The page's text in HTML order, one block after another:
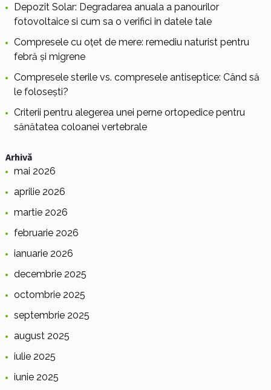
Depozit Solar: Degradarea anuala a panourilor
fotovoltaice si cum sa o verifici in datele tale
Compresele cu oțet de mere: remediu naturist pentru
febră și migrene
Compresele sterile vs. compresele antiseptice: Când să
le folosești?
Criterii pentru alegerea unei perne ortopedice pentru
sănătatea coloanei vertebrale
Arhivă
mai 2026
aprilie 2026
martie 2026
februarie 2026
ianuarie 2026
decembrie 2025
octombrie 2025
septembrie 2025
august 2025
iulie 2025
iunie 2025